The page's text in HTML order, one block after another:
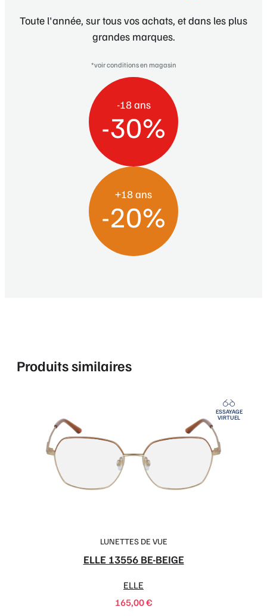
Toute l'année, sur tous vos achats, et dans les plus
grandes marques.
*voir conditions en magasin
-18 ans
-30%
+18 ans
-20%
Produits similaires
LUNETTES DE VUE
ELLE 13556 BE-BEIGE
ELLE
165,00€
ESSAYAGE
VIRTUEL